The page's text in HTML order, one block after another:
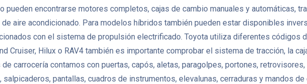
pueden encontrarse motores completos, cajas de cambio manuales y automáticas,
aire acondicionado. Para modelos híbridos también pueden estar disponibles
con el sistema de propulsión electrificado. Toyota utiliza diferentes códigos
Cruiser, Hilux o RAV4 también es importante comprobar el sistema de tracción, la
carrocería contamos con puertas, capós, aletas, paragolpes, portones,
pantallas, cuadros de instrumentos, elevalunas, cerraduras y mandos